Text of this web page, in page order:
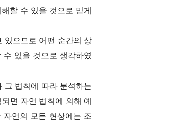
할 수 있을 것으로 믿게
있으므로 어떤 순간의 상
있을 것으로 생각하였
그 법칙에 따라 분석하는
면 자연 법칙에 의해 예
연의 모든 현상에는 조